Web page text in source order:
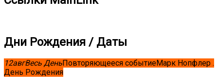
Дни Рождения / Даты
12авгВесь ДеньПовторяющееся событиеМарк Нопфлер .
День Рождения